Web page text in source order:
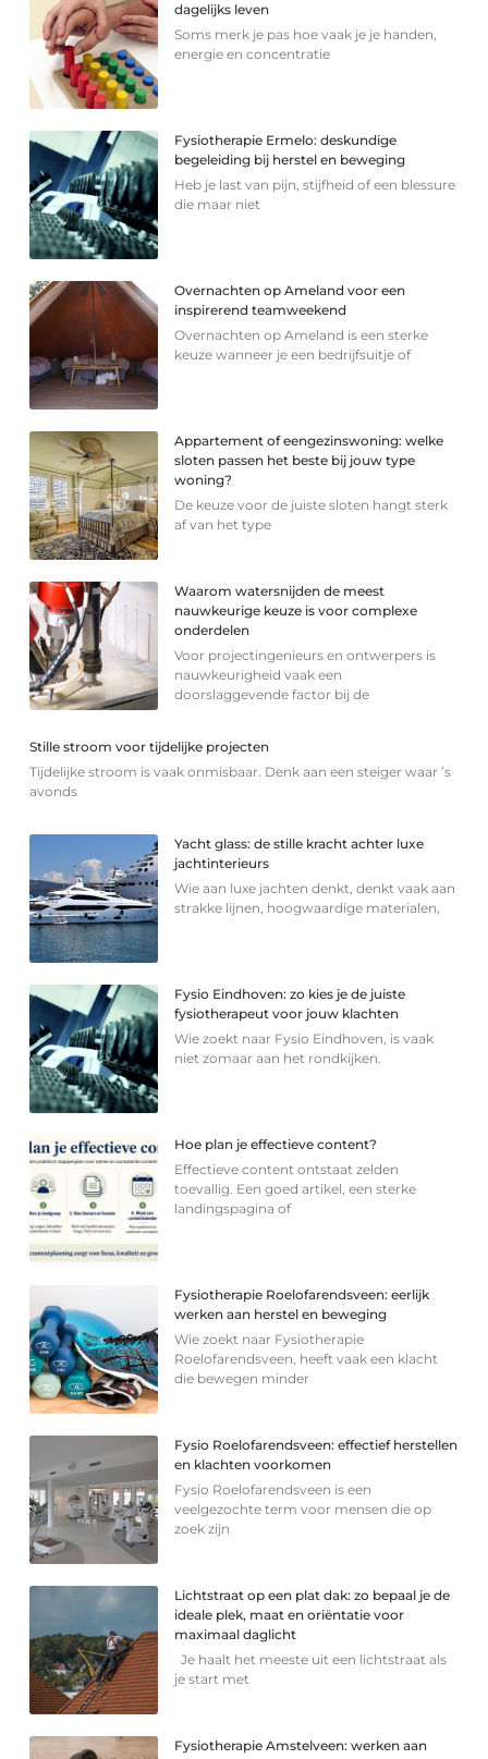
dagelijks leven
Soms merk je pas hoe vaak je je handen,
energie en concentratie
Fysiotherapie Ermelo: deskundige
begeleiding bij herstel en beweging
Heb je last van pijn, stijfheid of een blessure
die maar niet
Overnachten op Ameland voor een
inspirerend teamweekend
Overnachten op Ameland is een sterke
keuze wanneer je een bedrijfsuitje of
Appartement of eengezinswoning: welke
sloten passen het beste bij jouw type
woning?
De keuze voor de juiste sloten hangt sterk
af van het type
Waarom watersnijden de meest
nauwkeurige keuze is voor complexe
onderdelen
Voor projectingenieurs en ontwerpers is
nauwkeurigheid vaak een
doorslaggevende factor bij de
Stille stroom voor tijdelijke projecten
Tijdelijke stroom is vaak onmisbaar. Denk aan een steiger waar ’s
avonds
Yacht glass: de stille kracht achter luxe
jachtinterieurs
Wie aan luxe jachten denkt, denkt vaak aan
strakke lijnen, hoogwaardige materialen,
Fysio Eindhoven: zo kies je de juiste
fysiotherapeut voor jouw klachten
Wie zoekt naar Fysio Eindhoven, is vaak
niet zomaar aan het rondkijken.
Hoe plan je effectieve content?
Effectieve content ontstaat zelden
toevallig. Een goed artikel, een sterke
landingspagina of
Fysiotherapie Roelofarendsveen: eerlijk
werken aan herstel en beweging
Wie zoekt naar Fysiotherapie
Roelofarendsveen, heeft vaak een klacht
die bewegen minder
Fysio Roelofarendsveen: effectief herstellen
en klachten voorkomen
Fysio Roelofarendsveen is een
veelgezochte term voor mensen die op
zoek zijn
Lichtstraat op een plat dak: zo bepaal je de
ideale plek, maat en oriëntatie voor
maximaal daglicht
Je haalt het meeste uit een lichtstraat als
je start met
Fysiotherapie Amstelveen: werken aan